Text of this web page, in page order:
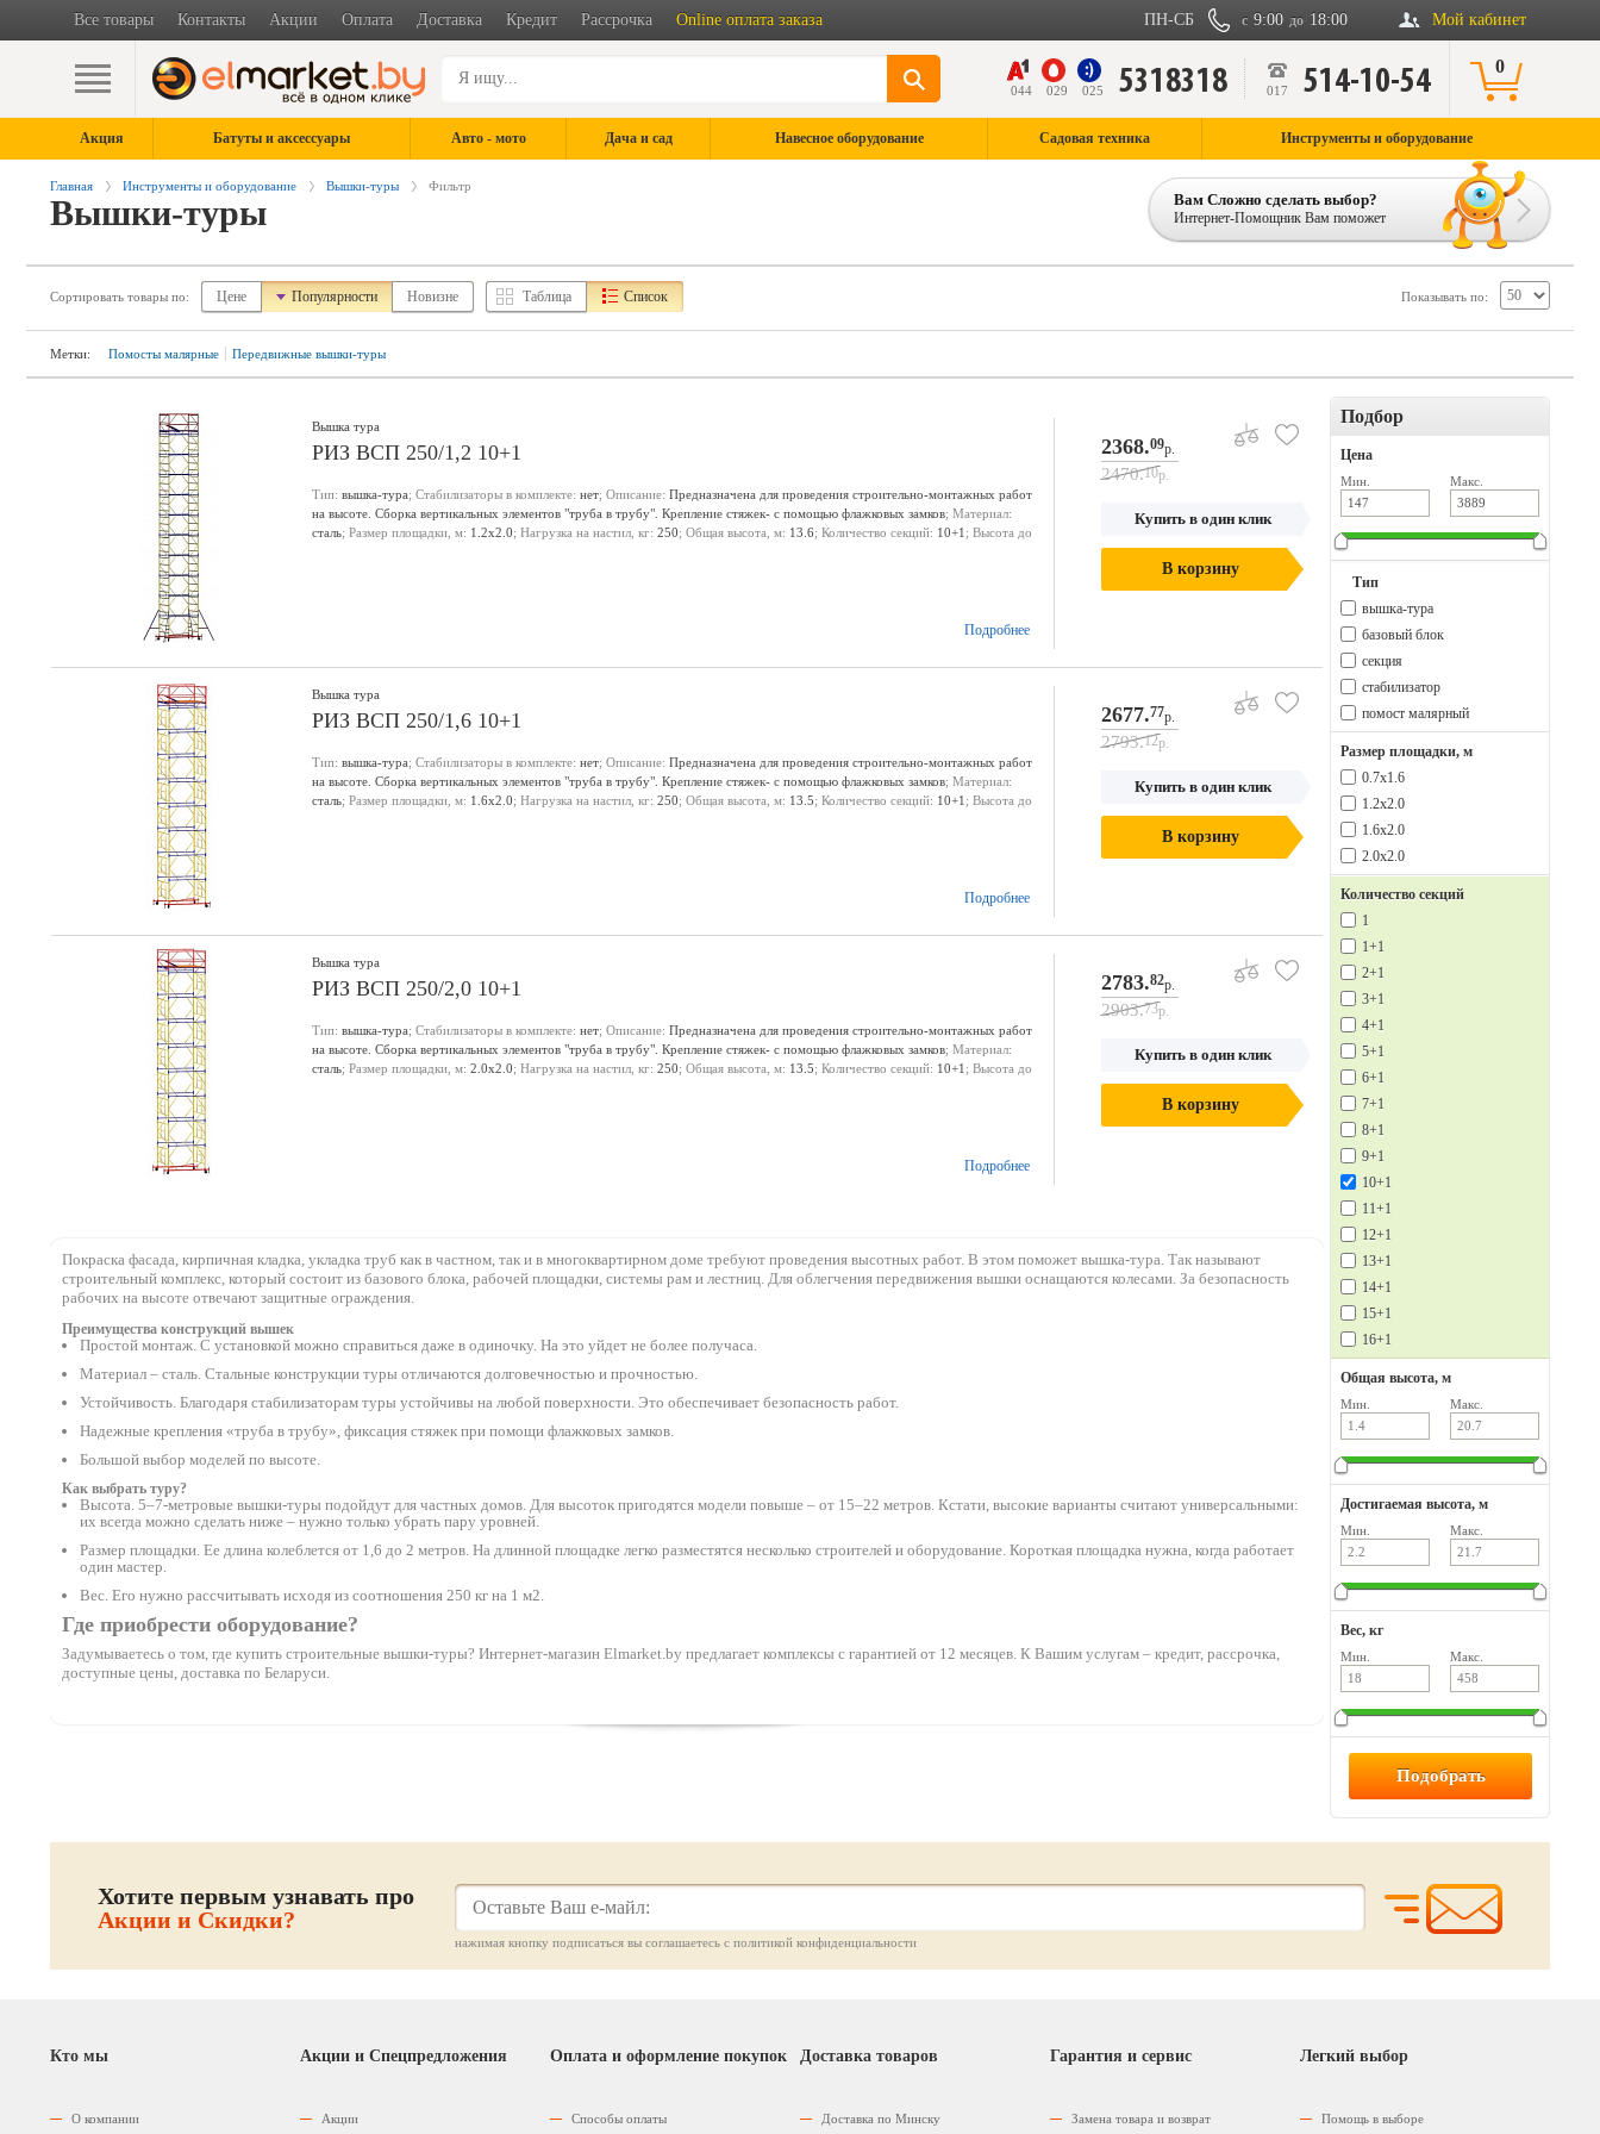
Все товары Контакты Акции Оплата Доставка Кредит Рассрочка Online оплата заказа Мой кабинет
с 9:00 до 18:00
ПН-СБ
044 029 025 5318318 017 514-10-54 0
Акция Батуты и аксессуары Авто - мото Дача и сад Навесное оборудование Садовая техника Инструменты и оборудование
Главная Инструменты и оборудование Вышки-туры Фильтр
Вышки-туры Вам Сложно сделать выбор?
Интернет-Помощник Вам поможет
Сортировать товары по: Цене Популярности Новизне Таблица Список Показывать по:
Метки: Помосты малярные Передвижные вышки-туры
Вышка тура
РИЗ ВСП 250/1,2 10+1
Тип: вышка-тура; Стабилизаторы в комплекте: нет; Описание: Предназначена для проведения строительно-монтажных работ
на высоте. Сборка вертикальных элементов "труба в трубу". Крепление стяжек- с помощью флажковых замков; Материал:
сталь; Размер площадки, м: 1.2х2.0; Нагрузка на настил, кг: 250; Общая высота, м: 13.6; Количество секций: 10+1 ; Высота до
Подробнее
2368.09р.
2470.10р.
Купить в один клик
В корзину
Вышка тура
РИЗ ВСП 250/1,6 10+1
Тип: вышка-тура; Стабилизаторы в комплекте: нет; Описание: Предназначена для проведения строительно-монтажных работ
на высоте. Сборка вертикальных элементов "труба в трубу". Крепление стяжек- с помощью флажковых замков; Материал:
сталь; Размер площадки, м: 1.6х2.0; Нагрузка на настил, кг: 250; Общая высота, м: 13.5; Количество секций: 10+1 ; Высота до
Подробнее
2677.77р.
2793.12р.
Купить в один клик
В корзину
Вышка тура
РИЗ ВСП 250/2,0 10+1
Тип: вышка-тура; Стабилизаторы в комплекте: нет; Описание: Предназначена для проведения строительно-монтажных работ
на высоте. Сборка вертикальных элементов "труба в трубу". Крепление стяжек- с помощью флажковых замков; Материал:
сталь; Размер площадки, м: 2.0х2.0; Нагрузка на настил, кг: 250; Общая высота, м: 13.5; Количество секций: 10+1 ; Высота до
Подробнее
2783.82р.
2903.73р.
Купить в один клик
В корзину
Покраска фасада, кирпичная кладка, укладка труб как в частном, так и в многоквартирном доме требуют проведения высотных работ. В этом поможет вышка-тура. Так называют
строительный комплекс, который состоит из базового блока, рабочей площадки, системы рам и лестниц. Для облегчения передвижения вышки оснащаются колесами. За безопасность
рабочих на высоте отвечают защитные ограждения.
Преимущества конструкций вышек
Простой монтаж. С установкой можно справиться даже в одиночку. На это уйдет не более получаса.
Материал – сталь. Стальные конструкции туры отличаются долговечностью и прочностью.
Устойчивость. Благодаря стабилизаторам туры устойчивы на любой поверхности. Это обеспечивает безопасность работ.
Надежные крепления «труба в трубу», фиксация стяжек при помощи флажковых замков.
Большой выбор моделей по высоте.
Как выбрать туру?
Высота. 5–7-метровые вышки-туры подойдут для частных домов. Для высоток пригодятся модели повыше – от 15–22 метров. Кстати, высокие варианты считают универсальными:
их всегда можно сделать ниже – нужно только убрать пару уровней.
Размер площадки. Ее длина колеблется от 1,6 до 2 метров. На длинной площадке легко разместятся несколько строителей и оборудование. Короткая площадка нужна, когда работает
один мастер.
Вес. Его нужно рассчитывать исходя из соотношения 250 кг на 1 м2.
Где приобрести оборудование?
Задумываетесь о том, где купить строительные вышки-туры? Интернет-магазин Elmarket.by предлагает комплексы с гарантией от 12 месяцев. К Вашим услугам – кредит, рассрочка,
доступные цены, доставка по Беларуси.
Подбор
Цена
Мин. Макс.
Тип
вышка-тура
базовый блок
секция
стабилизатор
помост малярный
Размер площадки, м
0.7х1.6
1.2х2.0
1.6х2.0
2.0х2.0
Количество секций
1
1+1
2+1
3+1
4+1
5+1
6+1
7+1
8+1
9+1
10+1
11+1
12+1
13+1
14+1
15+1
16+1
Общая высота, м
Мин. Макс.
Достигаемая высота, м
Мин. Макс.
Вес, кг
Мин. Макс.
Хотите первым узнавать про
Акции и Скидки?
нажимая кнопку подписаться вы соглашаетесь с политикой конфиденциальности
Кто мы
О компании
Акции и Спецпредложения
Акции
Оплата и оформление покупок
Способы оплаты
Доставка товаров
Доставка по Минску
Гарантия и сервис
Замена товара и возврат
Легкий выбор
Помощь в выборе